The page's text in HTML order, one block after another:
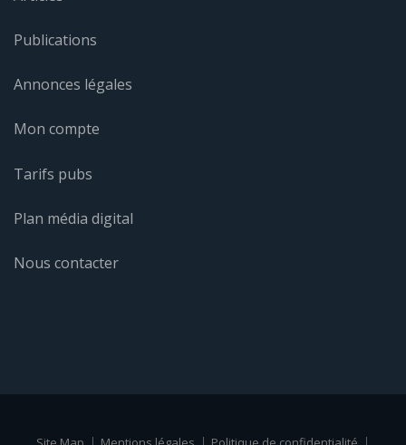
Histoire du journal
Articles
Publications
Annonces légales
Mon compte
Tarifs pubs
Plan média digital